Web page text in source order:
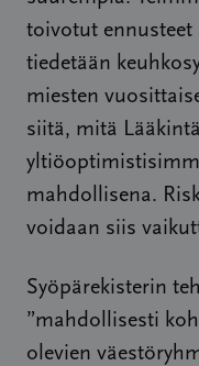
toivotut ennusteet
tiedetään
miesten
siitä, mitä
mahdollisena.
voidaan siis
Syöpärekisterin
”mahdollisesti
olevien